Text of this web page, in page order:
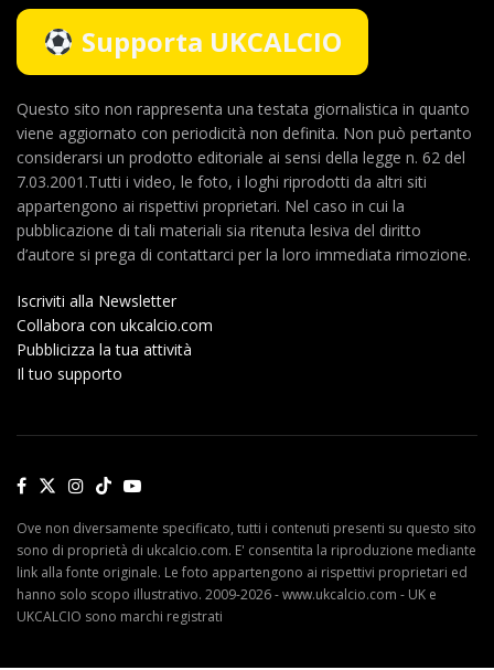
Supporta UKCALCIO
Questo sito non rappresenta una testata giornalistica in quanto
viene aggiornato con periodicità non definita. Non può pertanto
considerarsi un prodotto editoriale ai sensi della legge n. 62 del
7.03.2001.Tutti i video, le foto, i loghi riprodotti da altri siti
appartengono ai rispettivi proprietari. Nel caso in cui la
pubblicazione di tali materiali sia ritenuta lesiva del diritto
d’autore si prega di contattarci per la loro immediata rimozione.
Iscriviti alla Newsletter
Collabora con ukcalcio.com
Pubblicizza la tua attività
Il tuo supporto
Ove non diversamente specificato, tutti i contenuti presenti su questo sito
sono di proprietà di ukcalcio.com. E' consentita la riproduzione mediante
link alla fonte originale. Le foto appartengono ai rispettivi proprietari ed
hanno solo scopo illustrativo. 2009-2026 - www.ukcalcio.com - UK e
UKCALCIO sono marchi registrati